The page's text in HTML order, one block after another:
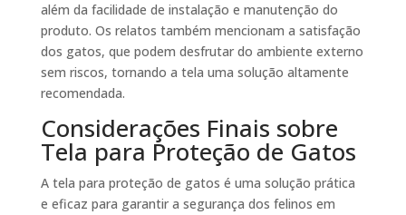
além da facilidade de instalação e manutenção do
produto. Os relatos também mencionam a satisfação
dos gatos, que podem desfrutar do ambiente externo
sem riscos, tornando a tela uma solução altamente
recomendada.
Considerações Finais sobre
Tela para Proteção de Gatos
A tela para proteção de gatos é uma solução prática
e eficaz para garantir a segurança dos felinos em